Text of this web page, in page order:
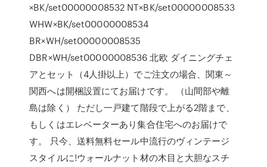
×BK/set00000008532 NT×BK/set00000008533
WHW×BK/set00000008534
BR×WH/set00000008535
DBR×WH/set00000008536 北欧 ダイニングチェ
アとセット（4人掛以上）でご注文の場合、関東～
関西へは開梱設置にてお届けです。 （山間部や離
島は除く） ただし一戸建て階段で上がる2階まで、
もしくはエレベーターあり集合住宅へのお届けで
す。 只今、送料無料セール中流行のヴィンテージ
スタイルに!ウォールナット材の木目と大胆なスチ